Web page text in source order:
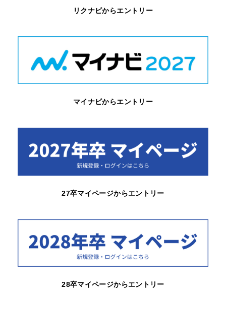
リクナビからエントリー
マイナビからエントリー
27卒マイページからエントリー
28卒マイページからエントリー